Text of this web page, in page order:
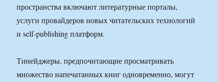
пространства включают литературные порталы,
услуги провайдеров новых читательских технологий
и self-publishing платформ.
Тинейджеры, предпочитающие просматривать
множество напечатанных книг одновременно, могут